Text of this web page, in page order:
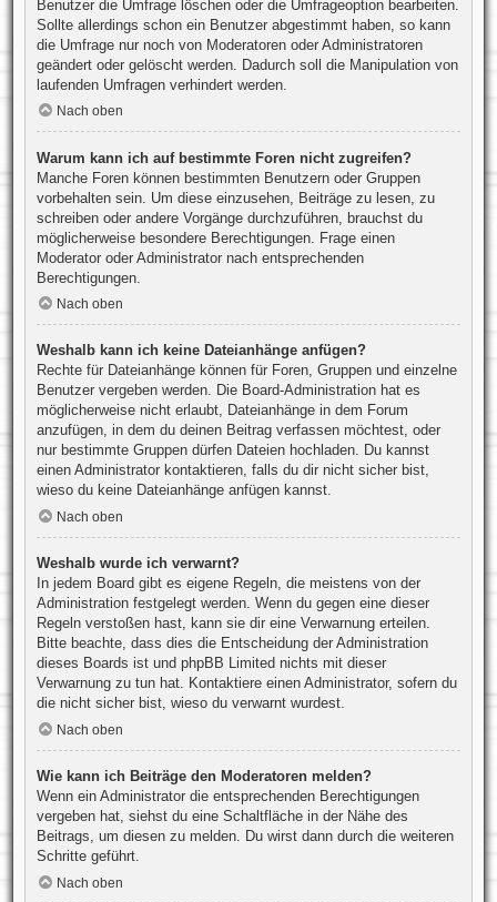
Benutzer die Umfrage löschen oder die Umfrageoption bearbeiten.
Sollte allerdings schon ein Benutzer abgestimmt haben, so kann
die Umfrage nur noch von Moderatoren oder Administratoren
geändert oder gelöscht werden. Dadurch soll die Manipulation von
laufenden Umfragen verhindert werden.
Nach oben
Warum kann ich auf bestimmte Foren nicht zugreifen?
Manche Foren können bestimmten Benutzern oder Gruppen
vorbehalten sein. Um diese einzusehen, Beiträge zu lesen, zu
schreiben oder andere Vorgänge durchzuführen, brauchst du
möglicherweise besondere Berechtigungen. Frage einen
Moderator oder Administrator nach entsprechenden
Berechtigungen.
Nach oben
Weshalb kann ich keine Dateianhänge anfügen?
Rechte für Dateianhänge können für Foren, Gruppen und einzelne
Benutzer vergeben werden. Die Board-Administration hat es
möglicherweise nicht erlaubt, Dateianhänge in dem Forum
anzufügen, in dem du deinen Beitrag verfassen möchtest, oder
nur bestimmte Gruppen dürfen Dateien hochladen. Du kannst
einen Administrator kontaktieren, falls du dir nicht sicher bist,
wieso du keine Dateianhänge anfügen kannst.
Nach oben
Weshalb wurde ich verwarnt?
In jedem Board gibt es eigene Regeln, die meistens von der
Administration festgelegt werden. Wenn du gegen eine dieser
Regeln verstoßen hast, kann sie dir eine Verwarnung erteilen.
Bitte beachte, dass dies die Entscheidung der Administration
dieses Boards ist und phpBB Limited nichts mit dieser
Verwarnung zu tun hat. Kontaktiere einen Administrator, sofern du
die nicht sicher bist, wieso du verwarnt wurdest.
Nach oben
Wie kann ich Beiträge den Moderatoren melden?
Wenn ein Administrator die entsprechenden Berechtigungen
vergeben hat, siehst du eine Schaltfläche in der Nähe des
Beitrags, um diesen zu melden. Du wirst dann durch die weiteren
Schritte geführt.
Nach oben